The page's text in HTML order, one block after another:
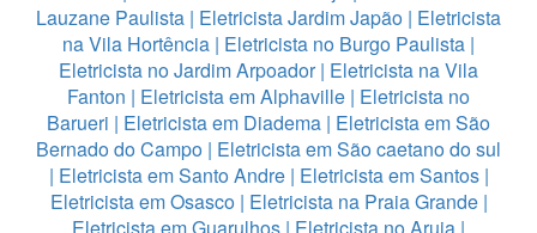
Lauzane Paulista | Eletricista Jardim Japão | Eletricista
na Vila Hortência | Eletricista no Burgo Paulista |
Eletricista no Jardim Arpoador| Eletricista na Vila
Fanton | Eletricista em Alphaville | Eletricista no
Barueri | Eletricista em Diadema | Eletricista em São
Bernado do Campo | Eletricista em São caetano do sul
| Eletricista em Santo Andre| Eletricista em Santos|
Eletricista em Osasco| Eletricista na Praia Grande|
Eletricista em Guarulhos | Eletricista no Aruja |